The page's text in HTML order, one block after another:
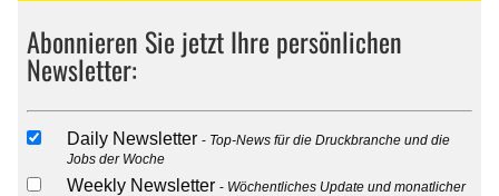
Abonnieren Sie jetzt Ihre persönlichen
Newsletter:
Daily Newsletter
Top-News für die Druckbranche und die
Jobs der Woche
Weekly Newsletter
Wöchentliches Update und monatlicher